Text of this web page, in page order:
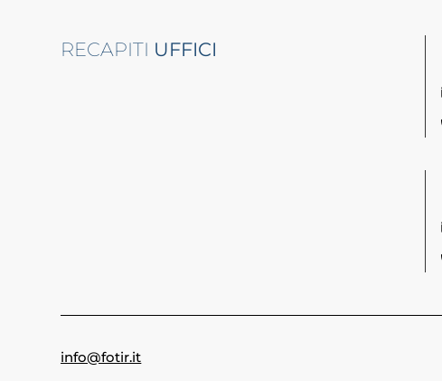
RECAPITI UFFICI
info@fotir.it